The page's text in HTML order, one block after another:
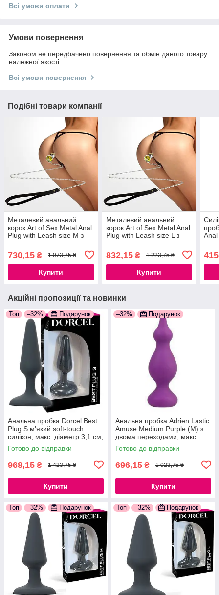
Всі умови оплати
Умови повернення
Законом не передбачено повернення та обмін даного товару
належної якості
Всі умови повернення
Подібні товари компанії
Металевий анальний
корок Art of Sex Metal Anal
Plug with Leash size M з
730,15 ₴ 1 073,75 ₴
Купити
Металевий анальний
корок Art of Sex Metal Anal
Plug with Leash size L з
832,15₴ 1 223,75 ₴
Купити
Акційні пропозиції та новинки
Топ –32% Подарунок
Анальна пробка Dorcel Best
Plug S м'який soft-touch
силікон, макс. діаметр 3,1 см,
звужений і округлений кінчик,
м'який силікон
Готово до відправки
968,15 ₴ 1 423,75 ₴
Купити
–32% Подарунок
Анальна пробка Adrien Lastic
Amuse Medium Purple (M) з
двома переходами, макс.
діаметр 3,6 см
777Store.com.ua
Готово до відправки
696,15 ₴ 1 023,75 ₴
Купити
Топ –32% Подарунок Топ –32% Подарунок